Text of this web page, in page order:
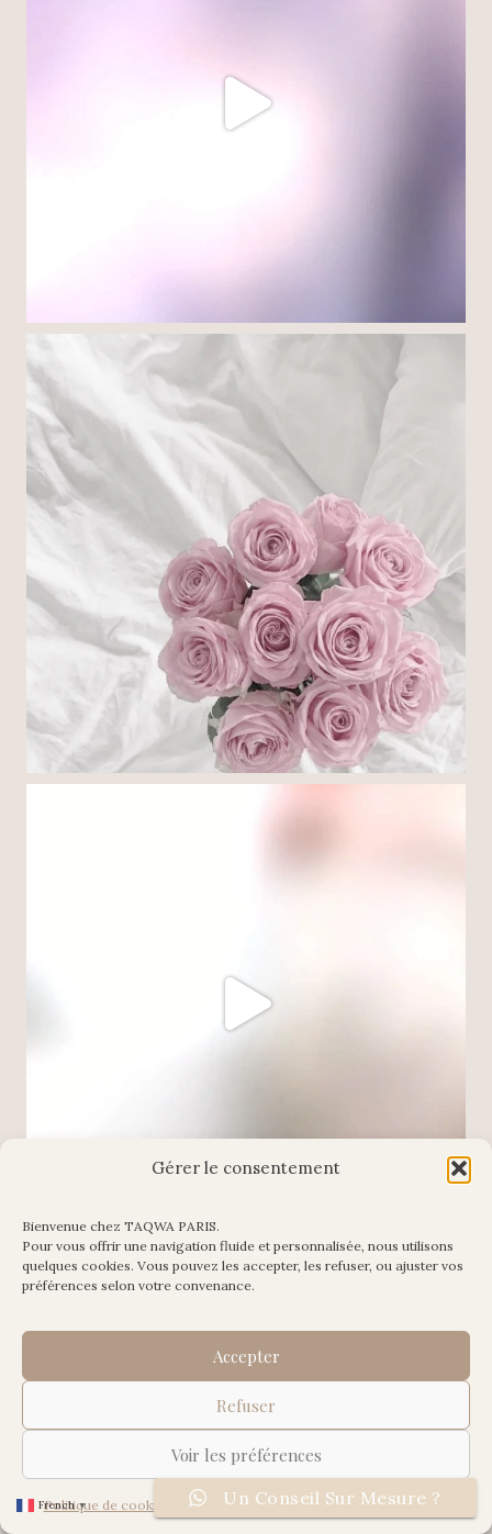
Gérer le consentement
Bienvenue chez TAQWA PARIS.
Pour vous offrir une navigation fluide et personnalisée, nous utilisons
quelques cookies. Vous pouvez les accepter, les refuser, ou ajuster vos
préférences selon votre convenance.
Accepter
Refuser
Voir les préférences
Politique de cookies Politique de ConfidentialitéMentions Légales
Charger plus Suivre sur Instagram
© 2026 Taqwa Paris
French ▼ Un Conseil Sur Mesure ?